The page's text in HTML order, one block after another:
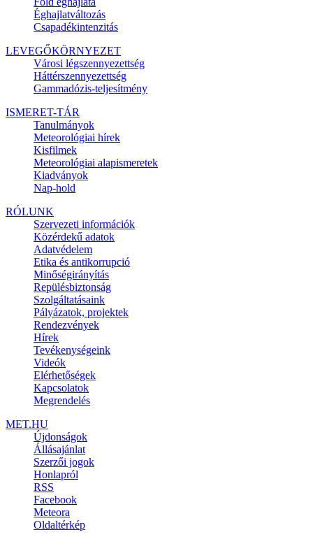
Éghajlatváltozás
Csapadékintenzitás
LEVEGŐKÖRNYEZET
Városi légszennyezettség
Háttérszennyezettség
Gammadózis-teljesítmény
ISMERET-TÁR
Tanulmányok
Meteorológiai hírek
Kisfilmek
Meteorológiai alapismeretek
Kiadványok
Nap-hold
RÓLUNK
Szervezeti információk
Közérdekű adatok
Adatvédelem
Etika és antikorrupció
Minőségirányítás
Repülésbiztonság
Szolgáltatásaink
Pályázatok, projektek
Rendezvények
Hírek
Tevékenységeink
Videók
Elérhetőségek
Kapcsolatok
Megrendelés
MET.HU
Újdonságok
Állásajánlat
Szerzői jogok
Honlapról
RSS
Facebook
Meteora
Oldaltérkép